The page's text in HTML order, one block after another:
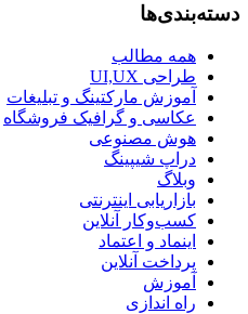
دسته‌بندی‌ها
همه مطالب
طراحی UI,UX
آموزش مارکتینگ و تبلیغات
عکاسی و گرافیک فروشگاه
هوش مصنوعی
دراپ شیپینگ
وبلاگ
بازاریابی اینترنتی
کسب‌وکار آنلاین
اینماد و اعتماد
پرداخت آنلاین
آموزش
راه اندازی